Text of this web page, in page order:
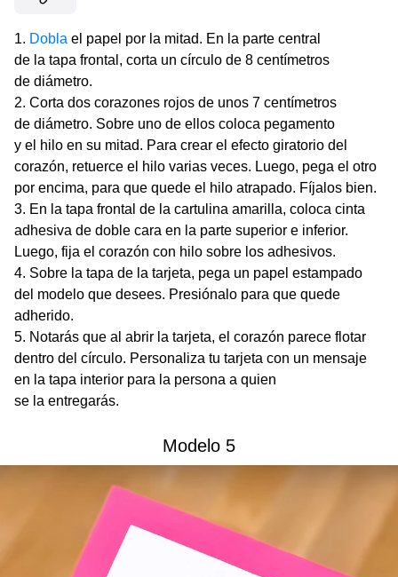
Dobla el papel por la mitad. En la parte central
de la tapa frontal, corta un círculo de 8 centímetros
de diámetro.
Corta dos corazones rojos de unos 7 centímetros
de diámetro. Sobre uno de ellos coloca pegamento
y el hilo en su mitad. Para crear el efecto giratorio del
corazón, retuerce el hilo varias veces. Luego, pega el otro
por encima, para que quede el hilo atrapado. Fíjalos bien.
En la tapa frontal de la cartulina amarilla, coloca cinta
adhesiva de doble cara en la parte superior e inferior.
Luego, fija el corazón con hilo sobre los adhesivos.
Sobre la tapa de la tarjeta, pega un papel estampado
del modelo que desees. Presiónalo para que quede
adherido.
Notarás que al abrir la tarjeta, el corazón parece flotar
dentro del círculo. Personaliza tu tarjeta con un mensaje
en la tapa interior para la persona a quien
se la entregarás.
Modelo 5